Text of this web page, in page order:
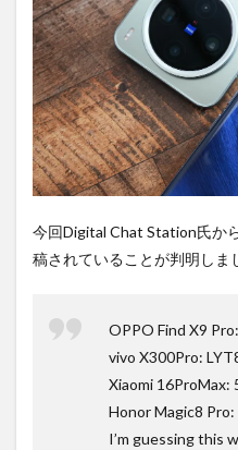
購入
は待
ち時
間不
要の
オン
ライ
ンシ
ョッ
プが
す
め！
今回Digital Chat Station氏か
稿されていることが判明しま
OPPO Find X9
vivo X300Pro:
Xiaomi 16ProMax:
Honor Magic8
I’m guessing this